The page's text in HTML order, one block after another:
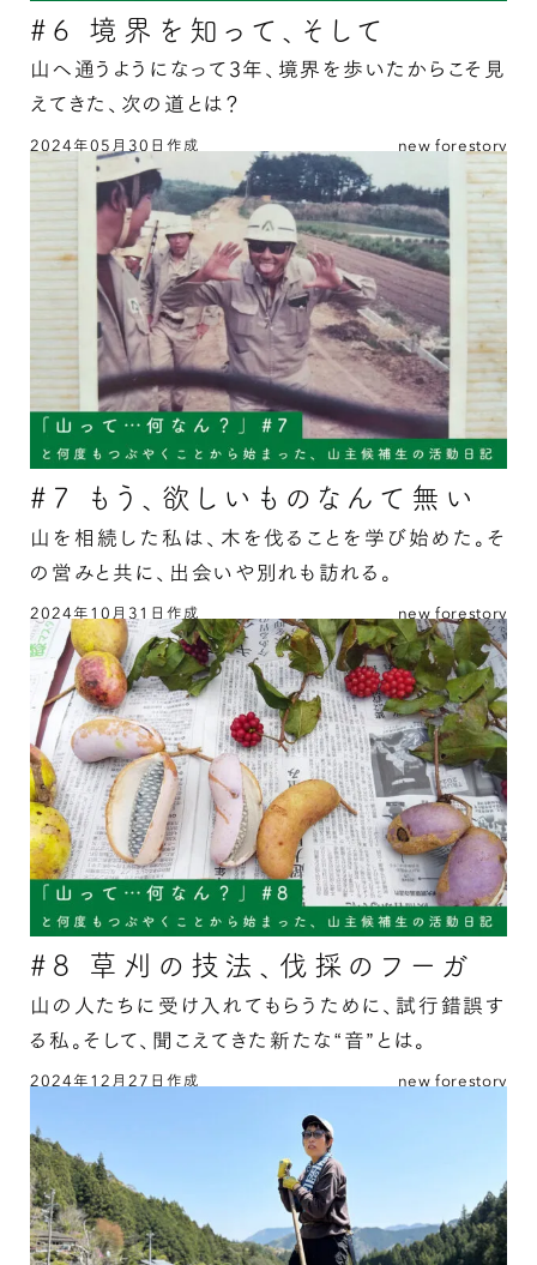
#6 境界を知って、そして
山へ通うようになって3年、境界を歩いたからこそ見
えてきた、次の道とは？
2024年05月30日作成 new forestory
#6 境界を知って、そしての続きを読む
#7 もう、欲しいものなんて無い
山を相続した私は、木を伐ることを学び始めた。そ
の営みと共に、出会いや別れも訪れる。
2024年10月31日作成 new forestory
#7 もう、欲しいものなんて無いの続きを読む
#8 草刈の技法、伐採のフーガ
山の人たちに受け入れてもらうために、試行錯誤す
る私。そして、聞こえてきた新たな“音”とは。
2024年12月27日作成 new forestory